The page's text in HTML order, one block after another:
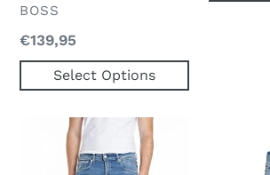
VERKOPER
BOSS
Normale
prijs
€139,95
Select Options
Relaxed